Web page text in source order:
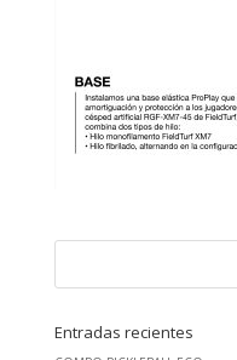
Entradas recientes